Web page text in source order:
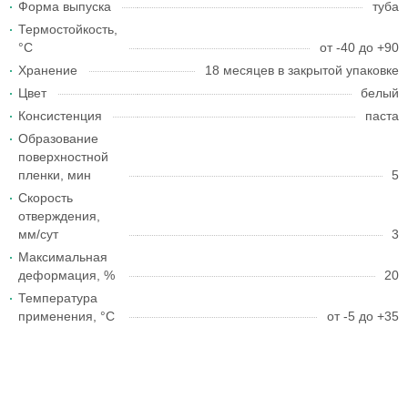
Форма выпуска
туба
Термостойкость,
°С
от -40 до +90
Хранение
18 месяцев в закрытой упаковке
Цвет
белый
Консистенция
паста
Образование
поверхностной
пленки, мин
5
Скорость
отверждения,
мм/сут
3
Максимальная
деформация, %
20
Температура
применения, °С
от -5 до +35